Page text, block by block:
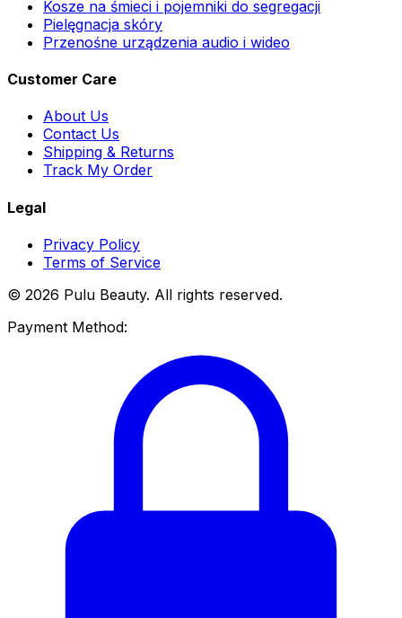
Kosze na śmieci i pojemniki do segregacji
Pielęgnacja skóry
Przenośne urządzenia audio i wideo
Customer Care
About Us
Contact Us
Shipping & Returns
Track My Order
Legal
Privacy Policy
Terms of Service
© 2026 Pulu Beauty. All rights reserved.
Payment Method: